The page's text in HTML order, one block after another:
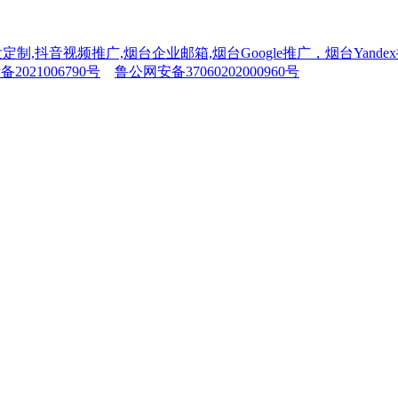
制,抖音视频推广,烟台企业邮箱,烟台Google推广，烟台
2021006790号 鲁公网安备37060202000960号